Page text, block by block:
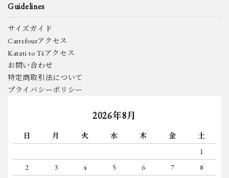
Guidelines
サイズガイド
Carrefourアクセス
Katati to Tèアクセス
お問い合わせ
特定商取引法について
プライバシーポリシー
2026年8月
日 月 火 水 木 金
土
1
2
3 4 5 6 7
8